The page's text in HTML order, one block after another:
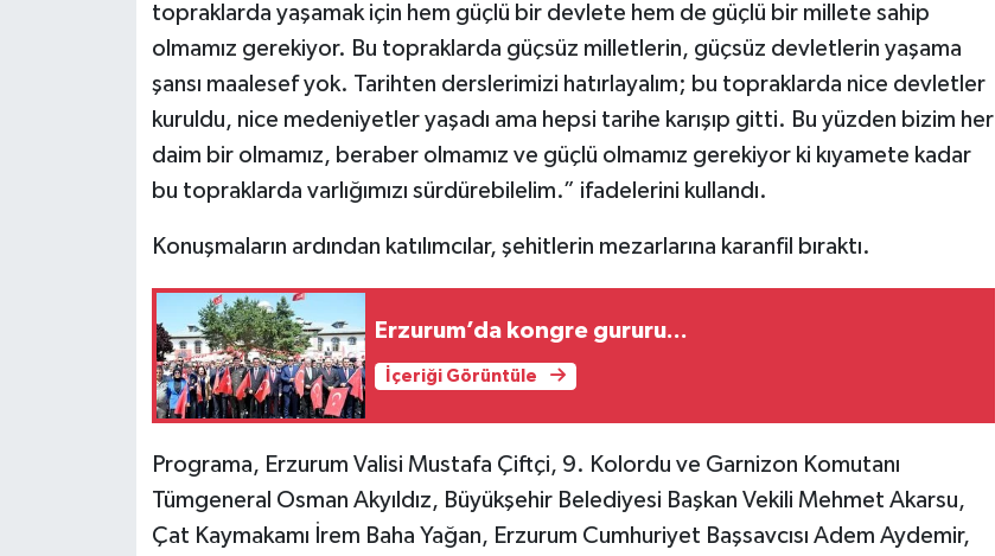
topraklarda yaşamak için hem güçlü bir devlete hem de güçlü bir millete sahip
olmamız gerekiyor. Bu topraklarda güçsüz milletlerin, güçsüz devletlerin yaşama
şansı maalesef yok. Tarihten derslerimizi hatırlayalım; bu topraklarda nice devletler
kuruldu, nice medeniyetler yaşadı ama hepsi tarihe karışıp gitti. Bu yüzden bizim her
daim bir olmamız, beraber olmamız ve güçlü olmamız gerekiyor ki kıyamete kadar
bu topraklarda varlığımızı sürdürebilelim.” ifadelerini kullandı.
Konuşmaların ardından katılımcılar, şehitlerin mezarlarına karanfil bıraktı.
Erzurum’da kongre gururu...
İçeriği Görüntüle
Programa, Erzurum Valisi Mustafa Çiftçi, 9. Kolordu ve Garnizon Komutanı
Tümgeneral Osman Akyıldız, Büyükşehir Belediyesi Başkan Vekili Mehmet Akarsu,
Çat Kaymakamı İrem Baha Yağan, Erzurum Cumhuriyet Başsavcısı Adem Aydemir,